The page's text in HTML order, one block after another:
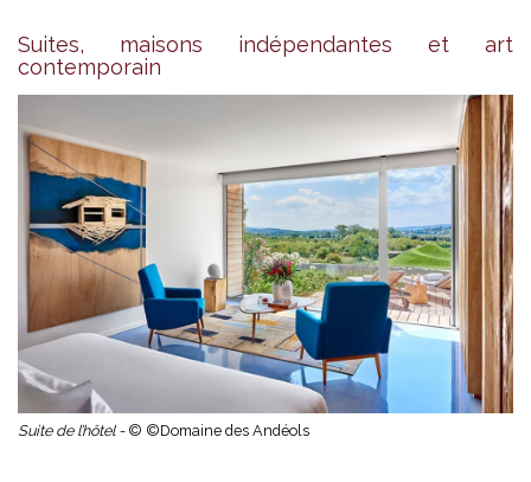
Suites, maisons indépendantes et art
contemporain
Suite de l’hôtel - © ©Domaine des Andéols